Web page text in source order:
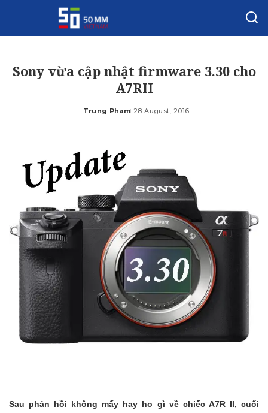
Sony vừa cập nhật firmware 3.30 cho
A7RII
Posted
Trung Pham 28 August, 2016
Sau phản hồi không mấy hay ho gì về chiếc A7R II, cuối